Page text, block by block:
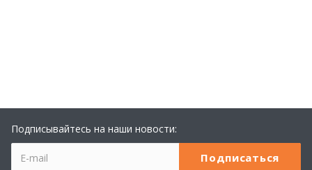
Подписывайтесь на наши новости: